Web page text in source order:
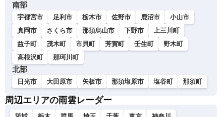
南部
宇都宮市 足利市 栃木市 佐野市 鹿沼市
小山市
真岡市
さくら市 那須烏山市 下野市
上三川町
益子町
茂木町 市貝町 芳賀町 壬生町
野木町
高根沢町
那珂川町
北部
日光市 大田原市 矢板市 那須塩原市 塩谷町 那須町
周辺エリアの雨雲レーダー